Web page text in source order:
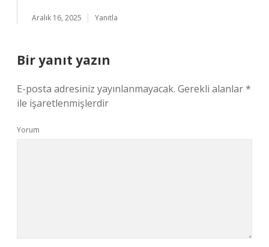
Aralık 16, 2025 Yanıtla
Bir yanıt yazın
E-posta adresiniz yayınlanmayacak. Gerekli alanlar*
ile işaretlenmişlerdir
Yorum